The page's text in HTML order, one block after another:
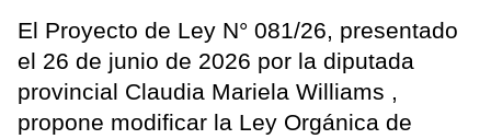
El Proyecto de Ley N° 081/26, presentado
el 26 de junio de 2026 por la diputada
provincial Claudia Mariela Williams ,
propone modificar la Ley Orgánica de